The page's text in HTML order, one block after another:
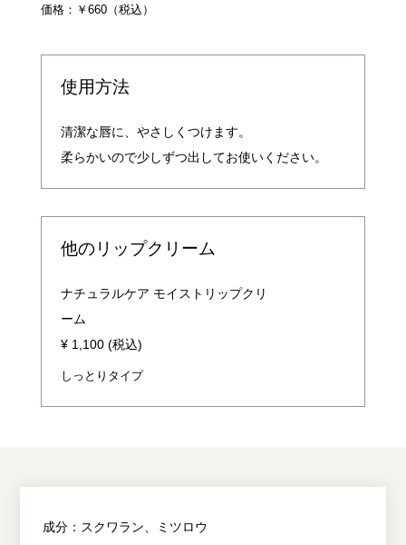
価格：￥660（税込）
使用方法
清潔な唇に、やさしくつけます。
柔らかいので少しずつ出してお使いください。
他のリップクリーム
ナチュラルケア モイストリップクリ
ーム
¥ 1,100 (税込)
しっとりタイプ
成分： スクワラン、ミツロウ